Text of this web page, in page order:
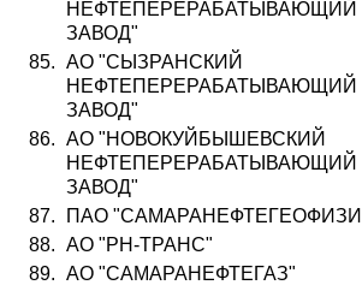
НЕФТЕПЕРЕРАБАТЫВАЮЩИЙ
ЗАВОД"
85. АО "СЫЗРАНСКИЙ
НЕФТЕПЕРЕРАБАТЫВАЮЩИЙ
ЗАВОД"
86. АО "НОВОКУЙБЫШЕВСКИЙ
НЕФТЕПЕРЕРАБАТЫВАЮЩИЙ
ЗАВОД"
87. ПАО
88. АО "РН-ТРАНС"
89. АО "САМАРАНЕФТЕГАЗ"